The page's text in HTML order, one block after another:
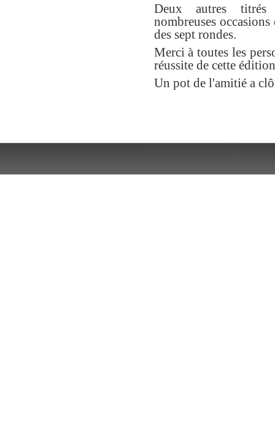
Deux autres
nombreuses
des sept rondes.
Merci à toutes les
réussite de cette
Un pot de l'amitié a